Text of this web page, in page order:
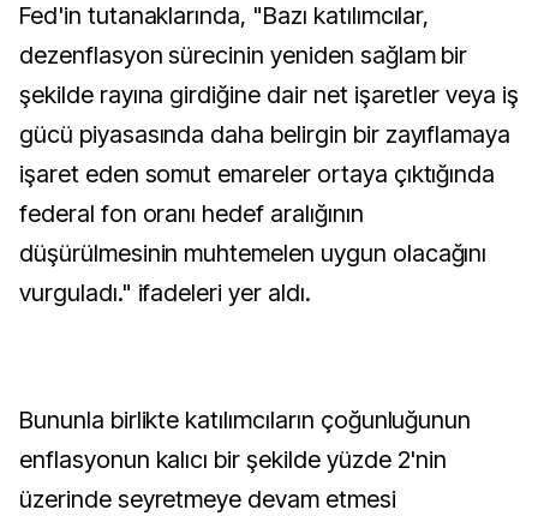
Fed'in tutanaklarında, "Bazı katılımcılar,
dezenflasyon sürecinin yeniden sağlam bir
şekilde rayına girdiğine dair net işaretler veya iş
gücü piyasasında daha belirgin bir zayıflamaya
işaret eden somut emareler ortaya çıktığında
federal fon oranı hedef aralığının
düşürülmesinin muhtemelen uygun olacağını
vurguladı." ifadeleri yer aldı.
Bununla birlikte katılımcıların çoğunluğunun
enflasyonun kalıcı bir şekilde yüzde 2'nin
üzerinde seyretmeye devam etmesi